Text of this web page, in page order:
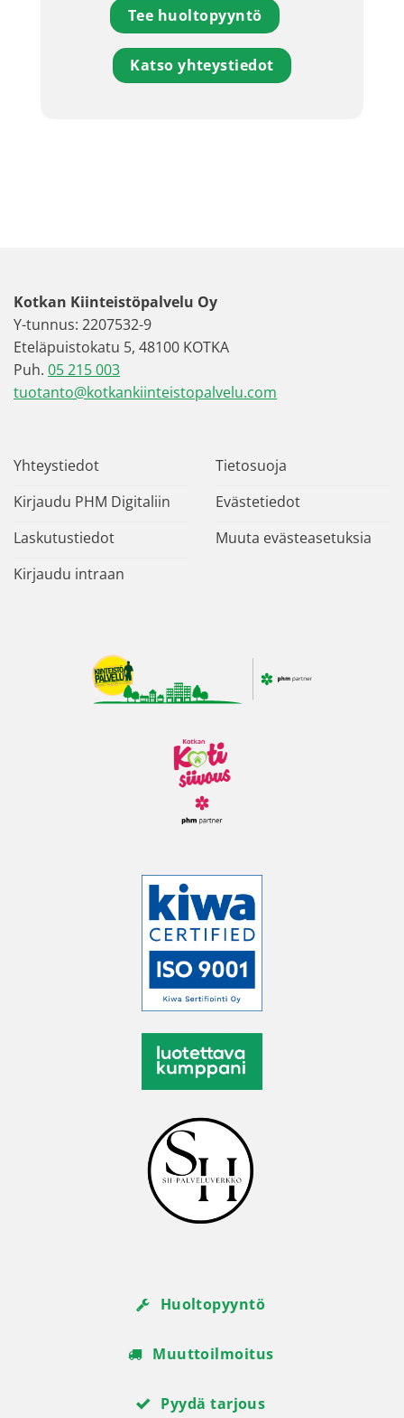
Tee huoltopyyntö
Katso yhteystiedot
Kotkan Kiinteistöpalvelu Oy
Y-tunnus: 2207532-9
Eteläpuistokatu 5, 48100 KOTKA
Puh. 05 215 003
tuotanto@kotkankiinteistopalvelu.com
Yhteystiedot
Kirjaudu PHM Digitaliin
Laskutustiedot
Kirjaudu intraan
Tietosuoja
Evästetiedot
Muuta evästeasetuksia
Huoltopyyntö
Muuttoilmoitus
Pyydä tarjous